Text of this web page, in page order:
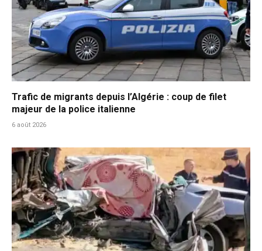
Trafic de migrants depuis l’Algérie : coup de filet
majeur de la police italienne
6 août 2026